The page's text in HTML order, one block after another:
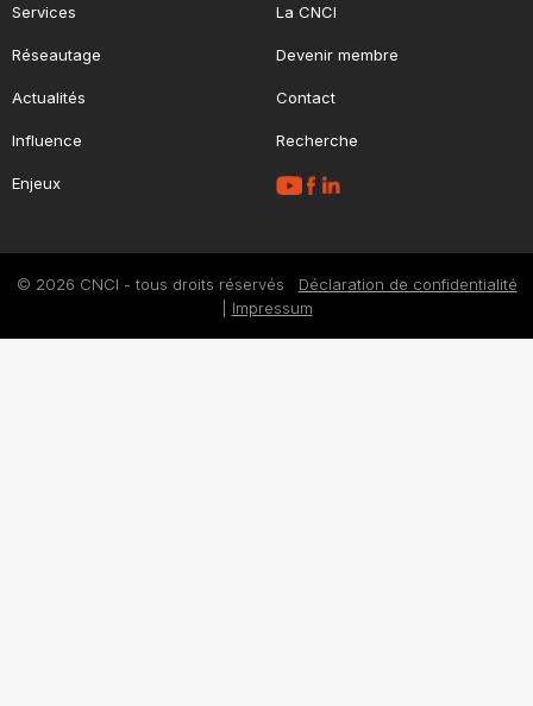
Services
Réseautage
Actualités
Influence
Enjeux
La CNCI
Devenir membre
Contact
Recherche
© 2026 CNCI - tous droits réservés Déclaration de confidentialité
Impressum